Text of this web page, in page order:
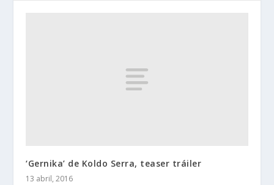
‘Gernika’ de Koldo Serra, teaser tráiler
13 abril, 2016